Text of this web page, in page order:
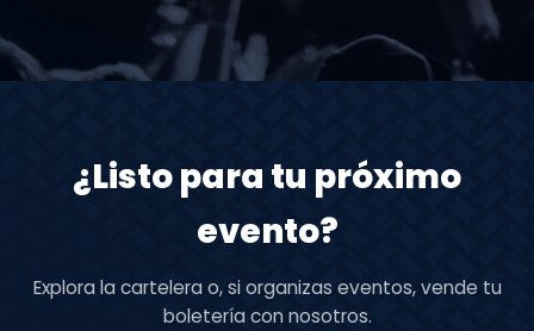
¿Listo para tu próximo
evento?
Explora la cartelera o, si organizas eventos, vende tu
boletería con nosotros.